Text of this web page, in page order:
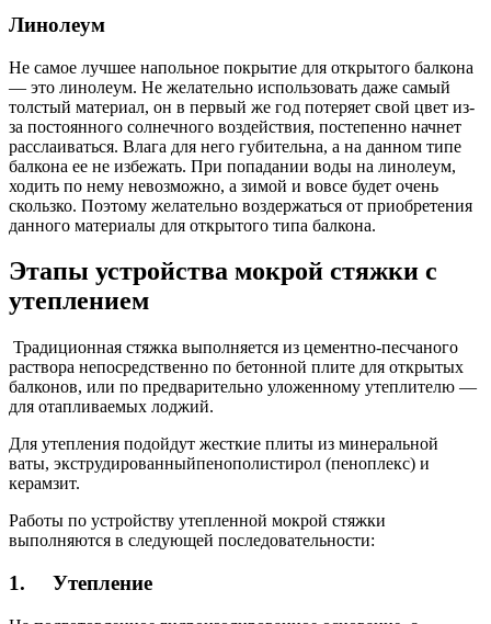
Линолеум
Не самое лучшее напольное покрытие для открытого балкона
— это линолеум. Не желательно использовать даже самый
толстый материал, он в первый же год потеряет свой цвет из-
за постоянного солнечного воздействия, постепенно начнет
расслаиваться. Влага для него губительна, а на данном типе
балкона ее не избежать. При попадании воды на линолеум,
ходить по нему невозможно, а зимой и вовсе будет очень
скользко. Поэтому желательно воздержаться от приобретения
данного материалы для открытого типа балкона.
Этапы устройства мокрой стяжки с
утеплением
Традиционная стяжка выполняется из цементно-песчаного
раствора непосредственно по бетонной плите для открытых
балконов, или по предварительно уложенному утеплителю —
для отапливаемых лоджий.
Для утепления подойдут жесткие плиты из минеральной
ваты, экструдированныйпенополистирол (пеноплекс) и
керамзит.
Работы по устройству утепленной мокрой стяжки
выполняются в следующей последовательности:
1. Утепление